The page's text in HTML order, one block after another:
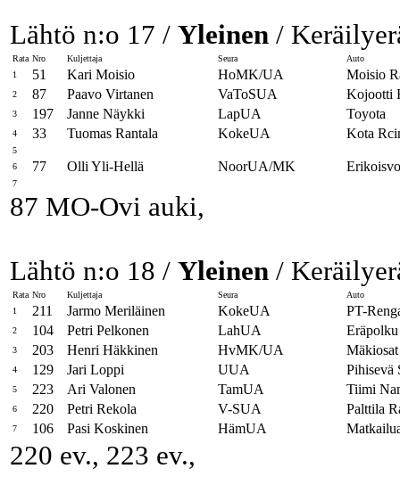
Lähtö n:o 17 / Yleinen /
Rata Nro Kuljettaja Seura
Auto
1
51 Kari Moisio HoMK/UA Moisio
2 87 Paavo Virtanen VaToSUA Kojootti
3 197 Janne Näykki LapUA Toyota
4 33 Tuomas Rantala KokeUA Kota
5
6
77 Olli Yli-Hellä NoorUA/MK
7
87 MO-Ovi auki,
Lähtö n:o 18 / Yleinen /
Rata Nro Kuljettaja Seura
Auto
1
211 Jarmo Meriläinen KokeUA PT-
2 104 Petri Pelkonen LahUA
3 203 Henri Häkkinen HvMK/UA
4 129 Jari Loppi UUA Pihisevä
5 223 Ari Valonen TamUA Tiimi
6 220 Petri Rekola V-SUA Palttila
7 106 Pasi Koskinen HämUA
220 ev., 223 ev.,